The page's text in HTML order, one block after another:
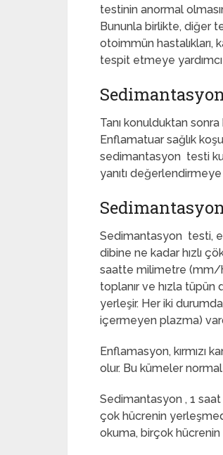
testinin anormal
Bununla birlikte, diğer
otoimmün hastalıkları,
tespit etmeye
Tanı konulduktan
Enflamatuar sağlık
sedimantasyon testi
yanıtı değerlendirmeye
Sedimantasyon testi,
dibine ne kadar hızlı
saatte milimetre (mm/
toplanır ve hızla tüpün
yerleşir. Her iki
içermeyen plazma)
Enflamasyon, kırmızı
olur. Bu kümeler normal
Sedimantasyon , 1
çok hücrenin
okuma, birçok hücrenin